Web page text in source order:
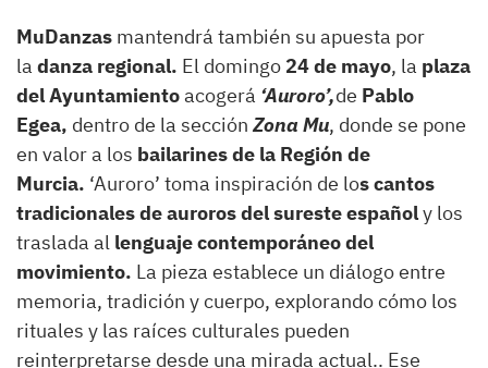
MuDanzas mantendrá también su apuesta por
la danza regional. El domingo 24 de mayo, la plaza
del Ayuntamientoacogerá ‘Auroro’,de Pablo
Egea, dentro de la sección Zona Mu, donde se pone
en valor a los bailarines de la Región de
Murcia. ‘Auroro’ toma inspiración de los cantos
tradicionales de auroros del sureste españoly los
traslada al lenguaje contemporáneo del
movimiento. La pieza establece un diálogo entre
memoria, tradición y cuerpo, explorando cómo los
rituales y las raíces culturales pueden
reinterpretarse desde una mirada actual.. Ese